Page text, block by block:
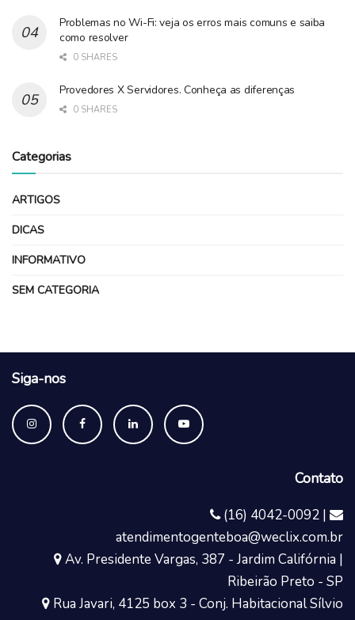
Problemas no Wi-Fi: veja os erros mais comuns e saiba
como resolver
0 SHARES
Provedores X Servidores. Conheça as diferenças
0 SHARES
Categorias
ARTIGOS
DICAS
INFORMATIVO
SEM CATEGORIA
Siga-nos
Contato
(16) 4042-0092 |
atendimentogenteboa@weclix.com.br
Av. Presidente Vargas, 387 - Jardim Califórnia |
Ribeirão Preto - SP
Rua Javari, 4125 box 3 - Conj. Habitacional Sílvio